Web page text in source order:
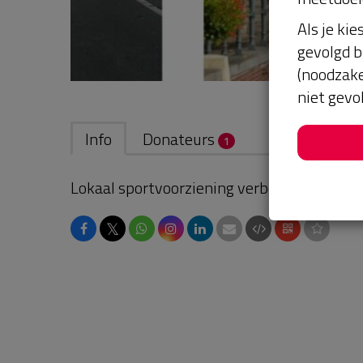
Info Donateurs 1
Lokaal sportvoorziening verbeteren voor
𝕏
Als je
gevolgd
niet